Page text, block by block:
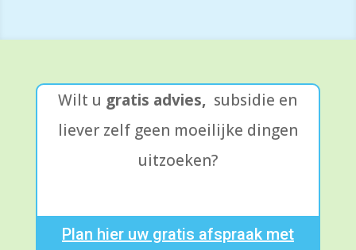
Wilt u gratis advies, subsidie en
liever zelf geen moeilijke dingen
uitzoeken?
Plan hier uw gratis afspraak met